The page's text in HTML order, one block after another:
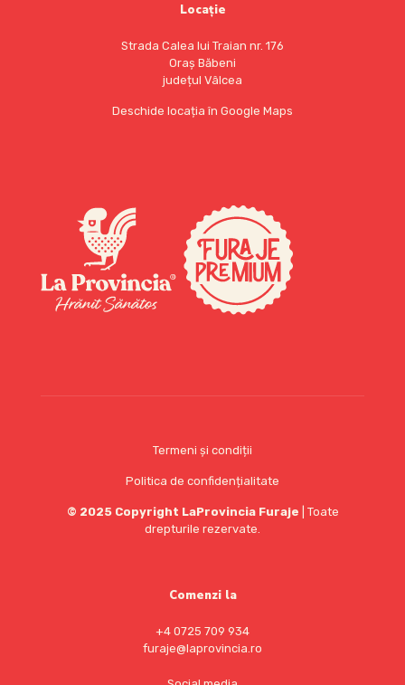
Locație
Strada Calea lui Traian nr. 176
Oraș Băbeni
județul Vâlcea
Deschide locația în Google Maps
Termeni și condiții
Politica de confidențialitate
© 2025 Copyright LaProvincia Furaje | Toate
drepturile rezervate.
Comenzi la
+4 0725 709 934
furaje@laprovincia.ro